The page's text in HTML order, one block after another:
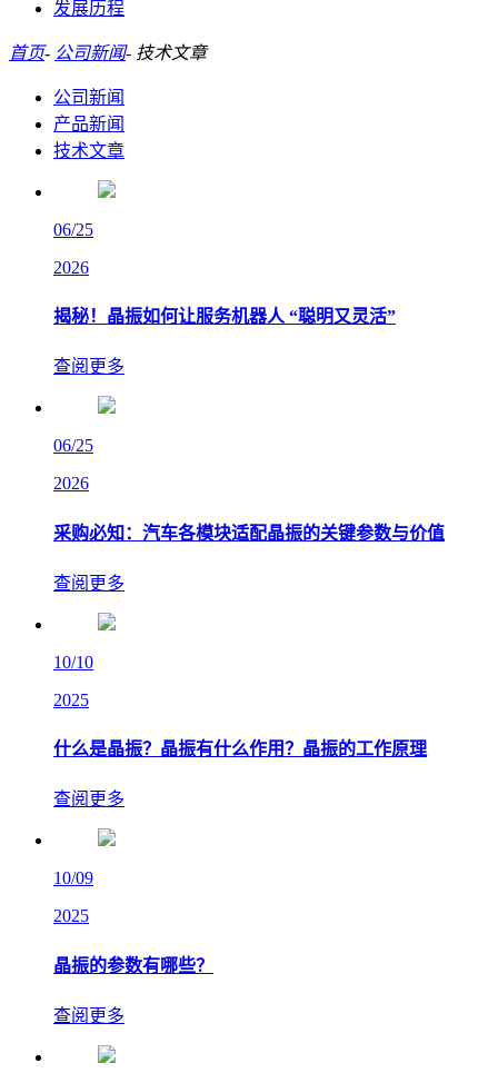
发展历程
首页- 公司新闻- 技术文章
公司新闻
产品新闻
技术文章
06/25
2026
揭秘！晶振如何让服务机器人 “聪明又灵活”
查阅更多
06/25
2026
采购必知：汽车各模块适配晶振的关键参数与价值
查阅更多
10/10
2025
什么是晶振？晶振有什么作用？晶振的工作原理
查阅更多
10/09
2025
晶振的参数有哪些？
查阅更多